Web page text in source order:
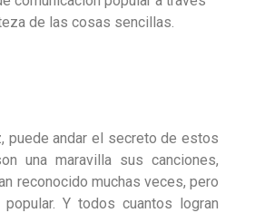
de las cosas sencillas.
puede andar el secreto de estos
una maravilla sus canciones,
reconocido muchas veces, pero
Y todos cuantos logran